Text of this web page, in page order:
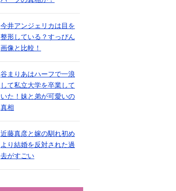
今井アンジェリカは目を
整形している？すっぴん
画像と比較！
谷まりあはハーフで一浪
して私立大学を卒業して
いた！妹と弟が可愛いの
真相
近藤真彦と嫁の馴れ初め
より結婚を反対された過
去がすごい